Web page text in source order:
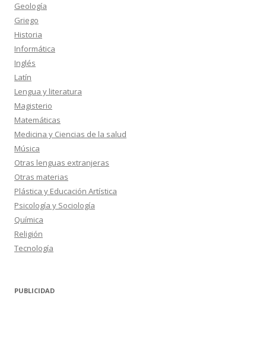
Geología
Griego
Historia
Informática
Inglés
Latín
Lengua y literatura
Magisterio
Matemáticas
Medicina y Ciencias de la salud
Música
Otras lenguas extranjeras
Otras materias
Plástica y Educación Artística
Psicología y Sociología
Química
Religión
Tecnología
PUBLICIDAD